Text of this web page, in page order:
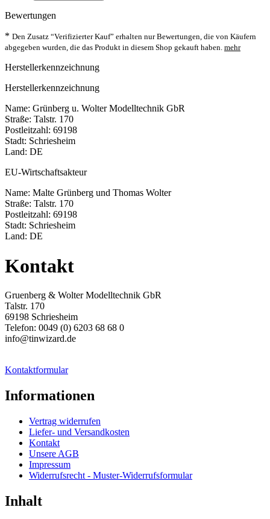
Bewertungen
* Den Zusatz “Verifizierter Kauf” erhalten nur Bewertungen, die von Käufern
abgegeben wurden, die das Produkt in diesem Shop gekauft haben. mehr
Herstellerkennzeichnung
Herstellerkennzeichnung
Name: Grünberg u. Wolter Modelltechnik GbR
Straße: Talstr. 170
Postleitzahl: 69198
Stadt: Schriesheim
Land: DE
EU-Wirtschaftsakteur
Name: Malte Grünberg und Thomas Wolter
Straße: Talstr. 170
Postleitzahl: 69198
Stadt: Schriesheim
Land: DE
Kontakt
Gruenberg & Wolter Modelltechnik GbR
Talstr. 170
69198 Schriesheim
Telefon: 0049 (0) 6203 68 68 0
info@tinwizard.de
Kontaktformular
Informationen
Vertrag widerrufen
Liefer- und Versandkosten
Kontakt
Unsere AGB
Impressum
Widerrufsrecht - Muster-Widerrufsformular
Inhalt